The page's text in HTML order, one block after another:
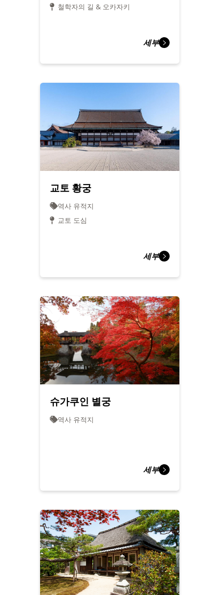
철학자의 길 & 오카자키
세부
교토 황궁
역사 유적지
교토 도심
세부
슈가쿠인 별궁
역사 유적지
세부